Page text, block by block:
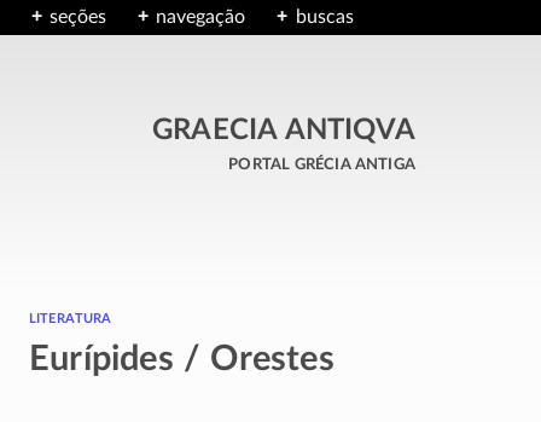
seções navegação buscas
GRAECIA ANTIQVA
portal grécia antiga
literatura
Eurípides / Orestes